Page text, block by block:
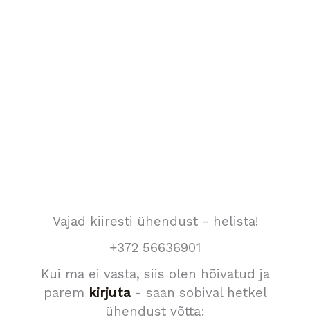
Vajad kiiresti ühendust - helista!
+372 56636901
Kui ma ei vasta, siis olen hõivatud ja
parem kirjuta- saan sobival hetkel
ühendust võtta: